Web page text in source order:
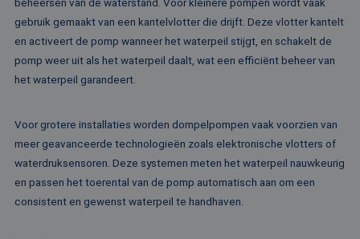
gebruik gemaakt van een kantelvlotter die drijft. Deze vlotter kantelt
en activeert de pomp wanneer het waterpeil stijgt, en schakelt de
pomp weer uit als het waterpeil daalt, wat een efficiënt beheer van
het waterpeil garandeert.
Voor grotere installaties worden dompelpompen vaak voorzien van
meer geavanceerde technologieën zoals elektronische vlotters of
waterdruksensoren. Deze systemen meten het waterpeil nauwkeurig
en passen het toerental van de pomp automatisch aan om een
consistent en gewenst waterpeil te handhaven.
analyses te
IDE
Google LLC
.doubleclick.net
1 jaar
Deze cookie
ingesteld door
advertenties die
gezien voordat
genoemde
bezocht.
.doubleclick.net